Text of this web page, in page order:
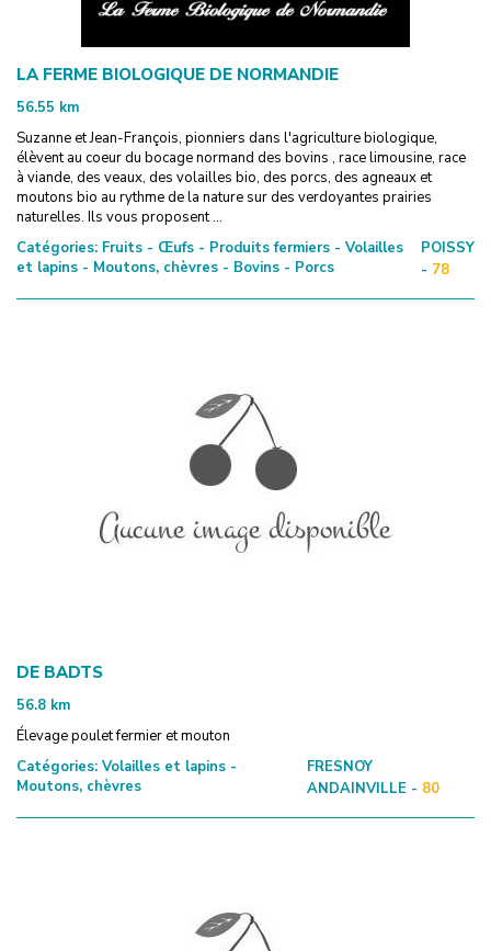
LA FERME BIOLOGIQUE DE NORMANDIE
56.55 km
Suzanne et Jean-François, pionniers dans l'agriculture biologique,
élèvent au coeur du bocage normand des bovins , race limousine, race
à viande, des veaux, des volailles bio, des porcs, des agneaux et
moutons bio au rythme de la nature sur des verdoyantes prairies
naturelles. Ils vous proposent ...
Catégories: Fruits - Œufs - Produits fermiers - Volailles
et lapins - Moutons, chèvres - Bovins - Porcs
POISSY
- 78
DE BADTS
56.8 km
Élevage poulet fermier et mouton
Catégories: Volailles et lapins -
Moutons, chèvres
FRESNOY
ANDAINVILLE - 80